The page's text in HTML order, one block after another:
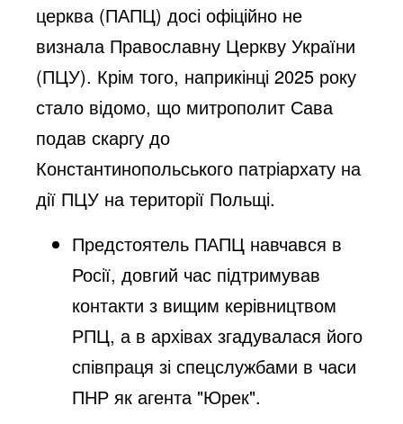
церква (ПАПЦ) досі офіційно не
визнала Православну Церкву України
(ПЦУ). Крім того, наприкінці 2025 року
стало відомо, що митрополит Сава
подав скаргу до
Константинопольського патріархату на
дії ПЦУ на території Польщі.
Предстоятель ПАПЦ навчався в
Росії, довгий час підтримував
контакти з вищим керівництвом
РПЦ, а в архівах згадувалася його
співпраця зі спецслужбами в часи
ПНР як агента "Юрек".